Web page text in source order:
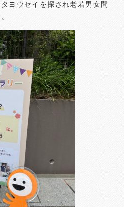
ヨウセイを探され老若男女問